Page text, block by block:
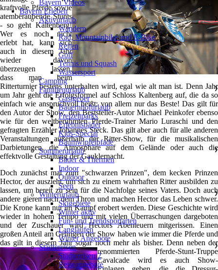
kraftvolle Pferde sowie
atemberaubende Stunts
- so geht Kaltenberg!
Wer es noch nicht
erlebt hat, kann sich
auch in diesem Jahr
wieder davon
überzeugen lassen,
dass man beim
Ritterturnier bestens unterhalten wird, egal wie alt man ist. Denn Jahr
um Jahr geht die Erfolgsformel auf Schloss Kaltenberg auf, die da so
einfach wie anspruchvoll heißt: von allem nur das Beste! Das gilt für
den Autor der Show, den Beststeller-Autor Michael Peinkofer ebenso
wie für den weltberühmten Pferde-Trainer Mario Luraschi und den
gefragten Erzähler Johannes Steck. Das gilt aber auch für alle anderen
Veranstaltungen außerhalb der Ritter-Show, für die musikalischen
Darbietungen, die Atmosphäre auf dem Gelände oder auch die
effektvolle Gestaltung der Gauklernacht.
Doch zunächst mal zum "schwarzen Prinzen", dem kecken Prinzen
Hector, der auszieht, um sich zu einem wahrhaften Ritter ausbilden zu
lassen, um bereit zu sein für die Nachfolge seines Vaters. Doch auch
andere gieren nach dem Thron und machen Hector das Leben schwer.
Die Krone kann nur im Kampf erobert werden. Diese Geschichte wird
wieder in hohem Tempo und mit vielen Überraschungen dargeboten
und der Zuschauer wird Hectors Abenteuern mitgerissen. Einen
großen Anteil am Gelingen der Show haben wie immer die Pferde und
das gilt in diesem Jahr sogar noch mehr als bisher. Denn neben der
renommierten Pferde-Stunt-Truppe
Cavalcade wird es auch Show-
Bayern Videos
Bayern Erleben
Aktivurlaub
❯
Wandern
Rad, Mountainbike und E-Bike
Reiten
Golf
Tennis und Squash
Wassersport
Camping
Familienurlaub
❯
Gastgeber
Bauernhofurlaub
Freizeitparks
Erlebnisbäder
Kids-Special
Baumwipfelpfade
Sommerurlaub
❯
Bäder & Thermen
Indoor
Outdoor
Seen
Winterurlaub
❯
Skigebiete
Winter aktiv
Fun- und Trendsportarten
Langlaufen
Winter Angebote
Städtereisen
❯
Städtereisen 2
Reiseangebote